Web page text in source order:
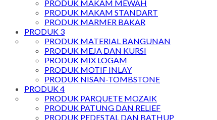
PRODUK MAKAM MEWAH
PRODUK MAKAM STANDART
PRODUK MARMER BAKAR
PRODUK 3
PRODUK MATERIAL BANGUNAN
PRODUK MEJA DAN KURSI
PRODUK MIX LOGAM
PRODUK MOTIF INLAY
PRODUK NISAN-TOMBSTONE
PRODUK 4
PRODUK PARQUETE MOZAIK
PRODUK PATUNG DAN RELIEF
PRODUK PEDESTAL DAN BATHUP